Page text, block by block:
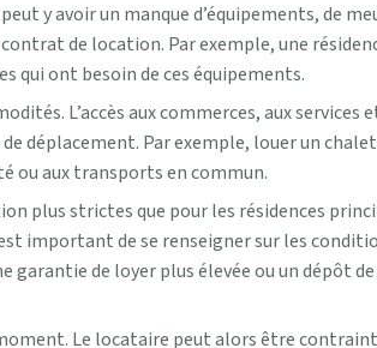
y avoir un manque d’équipements, de
de location. Par exemple, une
qui ont besoin de ces équipements.
L’accès aux commerces, aux services
déplacement. Par exemple, louer un chalet
ou aux transports en commun.
plus strictes que pour les résidences
important de se renseigner sur les
garantie de loyer plus élevée ou un dépôt
Le locataire peut alors être